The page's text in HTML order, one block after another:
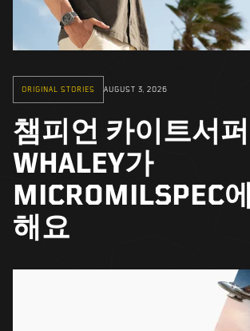
ORIGINAL STORIES AUGUST 3, 2026
챔피언 카이트서
WHALEY가
MICROMILSPEC
해요